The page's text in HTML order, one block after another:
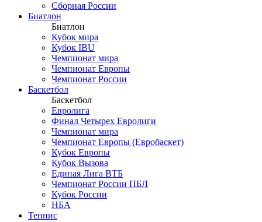
Сборная России
Биатлон
Биатлон
Кубок мира
Кубок IBU
Чемпионат мира
Чемпионат Европы
Чемпионат России
Баскетбол
Баскетбол
Евролига
Финал Четырех Евролиги
Чемпионат мира
Чемпионат Европы (Евробаскет)
Кубок Европы
Кубок Вызова
Единая Лига ВТБ
Чемпионат России ПБЛ
Кубок России
НБА
Теннис